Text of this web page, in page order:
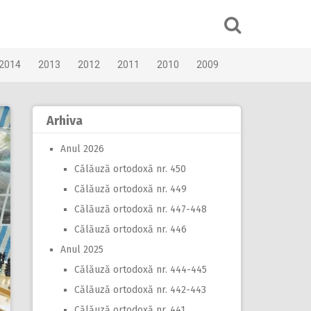
2013 2012 2011 2010 2009
Arhiva
Anul 2026
Călăuză ortodoxă nr. 450
Călăuză ortodoxă nr. 449
Călăuză ortodoxă nr. 447-448
Călăuză ortodoxă nr. 446
Anul 2025
Călăuză ortodoxă nr. 444-445
Călăuză ortodoxă nr. 442-443